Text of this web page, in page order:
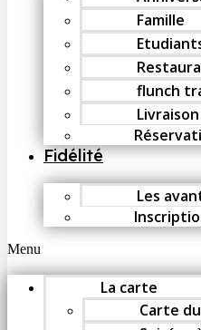
Famille
flunch
Livraison
Fidélité
Les
Menu
La carte
Carte